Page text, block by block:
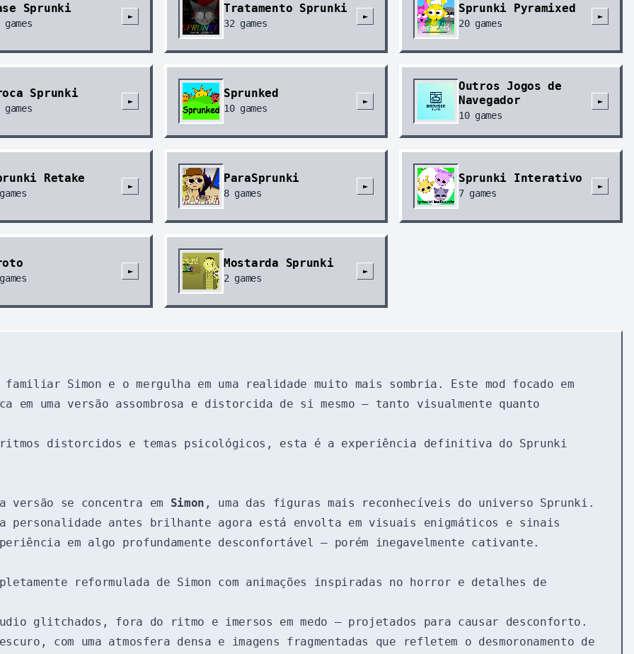
Sprunki
games
►
Tratamento Sprunki
32 games
►
Sprunki Pyramixed
20games
►
Sprunki
games
►
Sprunked
10games
►
Outros Jogos de
Navegador
10games
►
Retake
►
ParaSprunki
8games
►
Sprunki Interativo
7games
►
►
Mostarda Sprunki
2 games
►
familiar Simon e o mergulha em uma realidade muito mais sombria. Este mod focado em
uma versão assombrosa e distorcida de si mesmo — tanto visualmente quanto
ritmos distorcidos e temas psicológicos, esta é a experiência definitiva do Sprunki
versão se concentra em Simon , uma das figuras mais reconhecíveis do universo Sprunki.
personalidade antes brilhante agora está envolta em visuais enigmáticos e sinais
em algo profundamente desconfortável — porém inegavelmente cativante.
reformulada de Simon com animações inspiradas no horror e detalhes de
glitchados, fora do ritmo e imersos em medo — projetados para causar desconforto.
com uma atmosfera densa e imagens fragmentadas que refletem o desmoronamento de